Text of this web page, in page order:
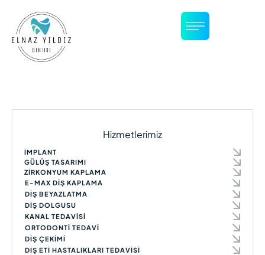
Hizmetlerimiz
İMPLANT
GÜLÜŞ TASARIMI
ZIRKONYUM KAPLAMA
E-MAX DIŞ KAPLAMA
DIŞ BEYAZLATMA
DIŞ DOLGUSU
KANAL TEDAVISI
ORTODONTI TEDAVI
DIŞ ÇEKIMI
DIŞ ETI HASTALIKLARI TEDAVISI